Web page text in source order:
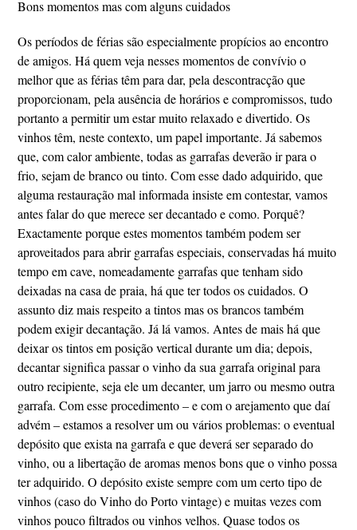
Bons momentos mas com alguns cuidados
Os períodos de férias são especialmente propícios ao encontro
de amigos. Há quem veja nesses momentos de convívio o
melhor que as férias têm para dar, pela descontracção que
proporcionam, pela ausência de horários e compromissos, tudo
portanto a permitir um estar muito relaxado e divertido. Os
vinhos têm, neste contexto, um papel importante. Já sabemos
que, com calor ambiente, todas as garrafas deverão ir para o
frio, sejam de branco ou tinto. Com esse dado adquirido, que
alguma restauração mal informada insiste em contestar, vamos
antes falar do que merece ser decantado e como. Porquê?
Exactamente porque estes momentos também podem ser
aproveitados para abrir garrafas especiais, conservadas há muito
tempo em cave, nomeadamente garrafas que tenham sido
deixadas na casa de praia, há que ter todos os cuidados. O
assunto diz mais respeito a tintos mas os brancos também
podem exigir decantação. Já lá vamos. Antes de mais há que
deixar os tintos em posição vertical durante um dia; depois,
decantar significa passar o vinho da sua garrafa original para
outro recipiente, seja ele um decanter, um jarro ou mesmo outra
garrafa. Com esse procedimento – e com o arejamento que daí
advém – estamos a resolver um ou vários problemas: o eventual
depósito que exista na garrafa e que deverá ser separado do
vinho, ou a libertação de aromas menos bons que o vinho possa
ter adquirido. O depósito existe sempre com um certo tipo de
vinhos (caso do Vinho do Porto vintage) e muitas vezes com
vinhos pouco filtrados ou vinhos velhos. Quase todos os